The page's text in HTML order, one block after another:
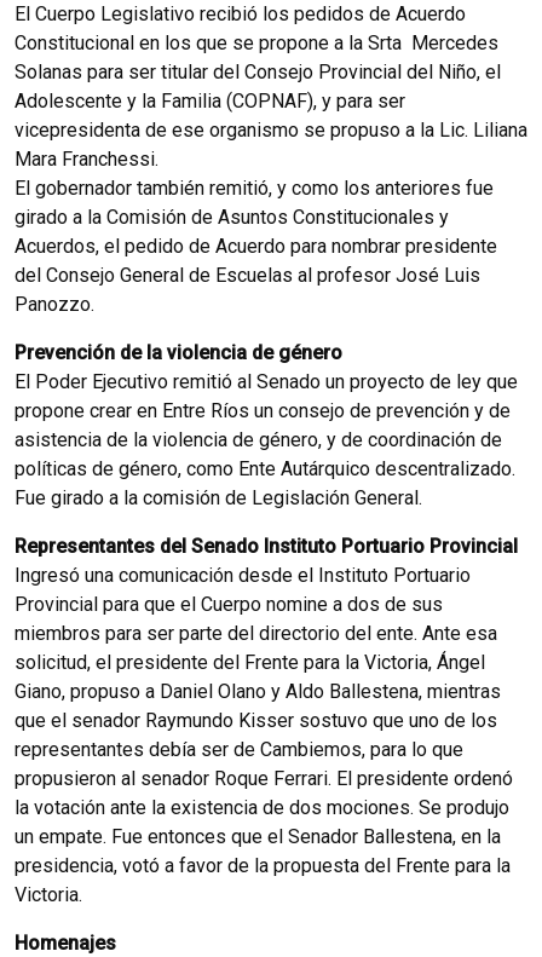
El Cuerpo Legislativo recibió los pedidos de Acuerdo
Constitucional en los que se propone a la Srta Mercedes
Solanas para ser titular del Consejo Provincial del Niño, el
Adolescente y la Familia (COPNAF), y para ser
vicepresidenta de ese organismo se propuso a la Lic. Liliana
Mara Franchessi.
El gobernador también remitió, y como los anteriores fue
girado a la Comisión de Asuntos Constitucionales y
Acuerdos, el pedido de Acuerdo para nombrar presidente
del Consejo General de Escuelas al profesor José Luis
Panozzo.
Prevención de la violencia de género
El Poder Ejecutivo remitió al Senado un proyecto de ley que
propone crear en Entre Ríos un consejo de prevención y de
asistencia de la violencia de género, y de coordinación de
políticas de género, como Ente Autárquico descentralizado.
Fue girado a la comisión de Legislación General.
Representantes del Senado Instituto Portuario Provincial
Ingresó una comunicación desde el Instituto Portuario
Provincial para que el Cuerpo nomine a dos de sus
miembros para ser parte del directorio del ente. Ante esa
solicitud, el presidente del Frente para la Victoria, Ángel
Giano, propuso a Daniel Olano y Aldo Ballestena, mientras
que el senador Raymundo Kisser sostuvo que uno de los
representantes debía ser de Cambiemos, para lo que
propusieron al senador Roque Ferrari. El presidente ordenó
la votación ante la existencia de dos mociones. Se produjo
un empate. Fue entonces que el Senador Ballestena, en la
presidencia, votó a favor de la propuesta del Frente para la
Victoria.
Homenajes